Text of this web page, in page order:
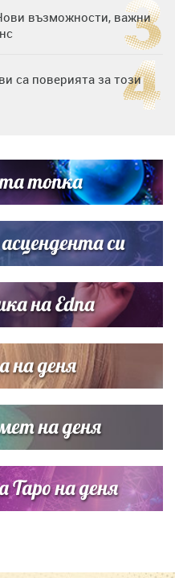
възможности, важни
са поверията за този
Дженифър Анистън,
на яхта
топка
си
на Edna
на деня
на деня
на деня